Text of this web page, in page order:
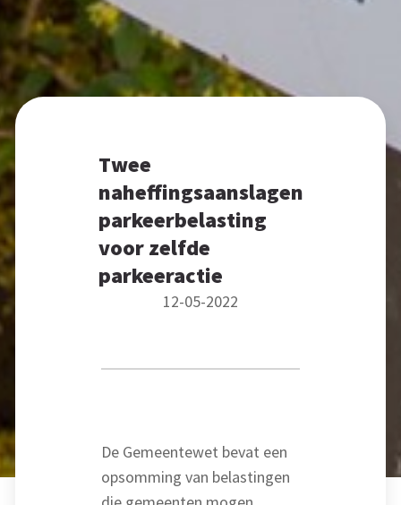
Twee
naheffingsaanslagen
parkeerbelasting
voor zelfde
parkeeractie
12-05-2022
De Gemeentewet bevat een
opsomming van belastingen